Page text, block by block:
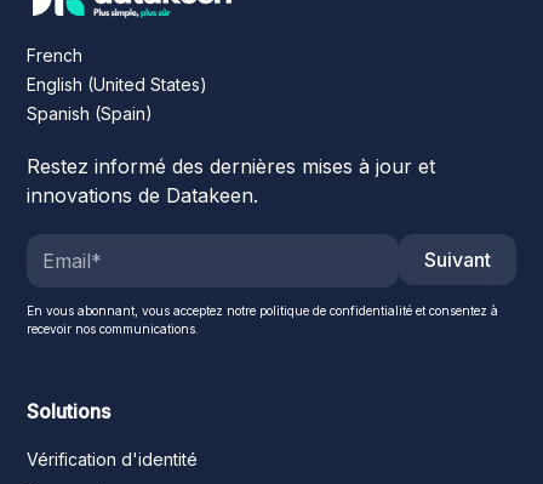
French
English (United States)
Spanish (Spain)
Restez informé des dernières mises à jour et
innovations de Datakeen.
Suivant
En vous abonnant, vous acceptez notre politique de confidentialité et consentez à
recevoir nos communications.
Solutions
Vérification d'identité